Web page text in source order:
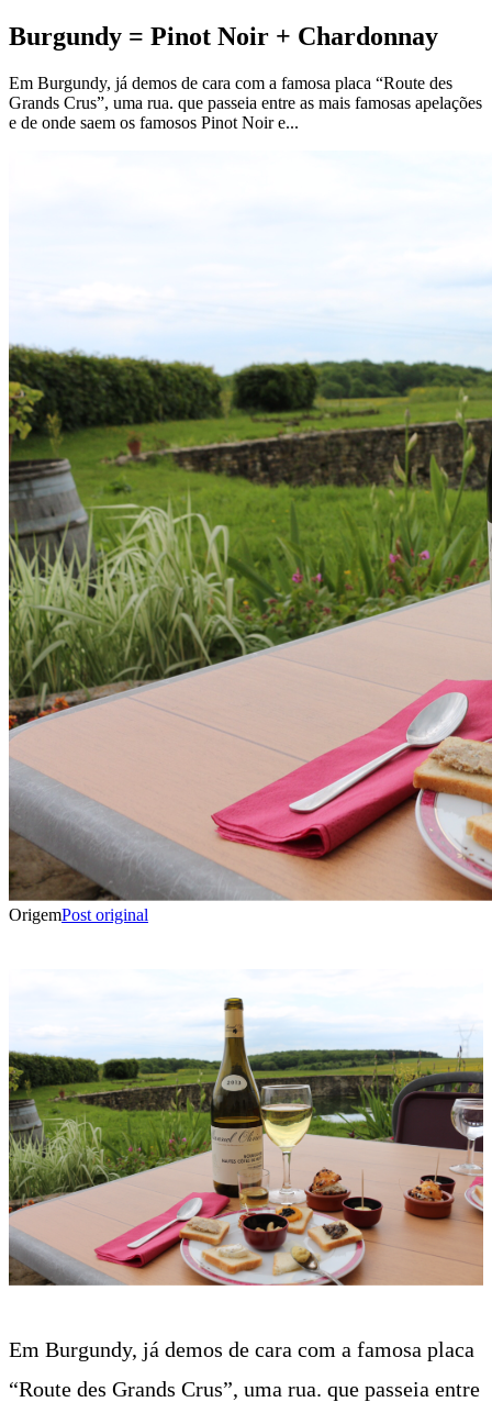
Burgundy = Pinot Noir + Chardonnay
Em Burgundy, já demos de cara com a famosa placa “Route des
Grands Crus”, uma rua. que passeia entre as mais famosas apelações
e de onde saem os famosos Pinot Noir e...
OrigemPost original
Em Burgundy, já demos de cara com a famosa placa
“Route des Grands Crus”, uma rua. que passeia entre